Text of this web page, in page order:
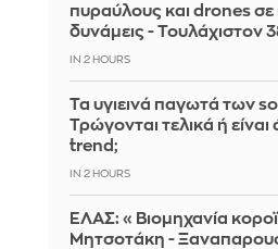
πυραύλους και drones σε
δυνάμεις - Τουλάχιστον
IN 2 HOURS
Τα υγιεινά παγωτά των
Τρώγονται τελικά ή
trend;
IN 2 HOURS
ΕΛΑΣ: «Βιομηχανία
Μητσοτάκη -